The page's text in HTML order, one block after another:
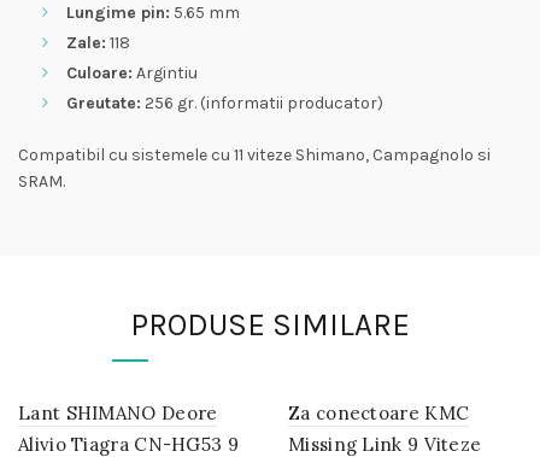
Lungime pin: 5.65 mm
Zale: 118
Culoare: Argintiu
Greutate: 256 gr. (informatii producator)
Compatibil cu sistemele cu 11 viteze Shimano, Campagnolo si
SRAM.
PRODUSE SIMILARE
IN
STOC
Lant SHIMANO Deore
Alivio Tiagra CN-HG53 9
IN
STOC
Za conectoare KMC
Missing Link 9 Viteze